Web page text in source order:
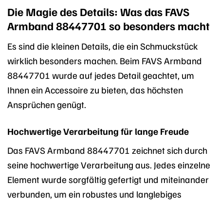
Die Magie des Details: Was das FAVS
Armband 88447701 so besonders macht
Es sind die kleinen Details, die ein Schmuckstück
wirklich besonders machen. Beim FAVS Armband
88447701 wurde auf jedes Detail geachtet, um
Ihnen ein Accessoire zu bieten, das höchsten
Ansprüchen genügt.
Hochwertige Verarbeitung für lange Freude
Das FAVS Armband 88447701 zeichnet sich durch
seine hochwertige Verarbeitung aus. Jedes einzelne
Element wurde sorgfältig gefertigt und miteinander
verbunden, um ein robustes und langlebiges